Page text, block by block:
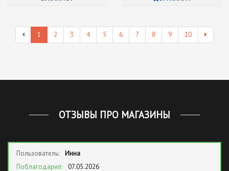
1 2 3 4 5 6 7 8 9 10
ОТЗЫВЫ ПРО МАГАЗИНЫ
Пользователь:
Инна
Поблагодарил:
07.05.2026